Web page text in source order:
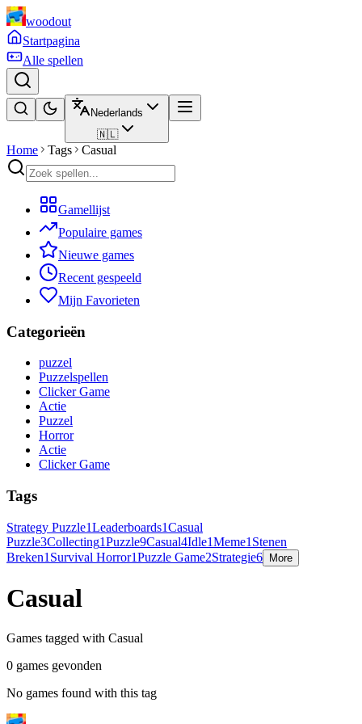
woodout
Startpagina
Alle spellen
Nederlands
🇳🇱
Home Tags Casual
Gamellijst
Populaire games
Nieuwe games
Recent gespeeld
Mijn Favorieten
Categorieën
puzzel
Puzzelspellen
Clicker Game
Actie
Puzzel
Horror
Actie
Clicker Game
Tags
Strategy Puzzle1Leaderboards1Casual
Puzzle3Collecting1Puzzle9Casual4Idle1Meme1 Stenen
Breken1 Survival Horror1Puzzle Game2Strategie6 More
Casual
Games tagged with Casual
0 games gevonden
No games found with this tag